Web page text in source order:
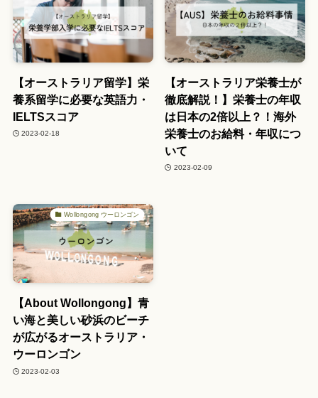
【オーストラリア留学】栄
養系留学に必要な英語力・
IELTSスコア
2023-02-18
【オーストラリア栄養士が
徹底解説！】栄養士の年収
は日本の2倍以上？！海外
栄養士のお給料・年収につ
いて
2023-02-09
Wollongong ウーロンゴン
【About Wollongong】青
い海と美しい砂浜のビーチ
が広がるオーストラリア・
ウーロンゴン
2023-02-03